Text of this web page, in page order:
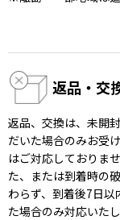
返品・交
返品、交換は、未開
だいた場合のみお受
はご対応しておりま
た、または到着時の
わらず、到着後7日
た場合のみ対応いたし